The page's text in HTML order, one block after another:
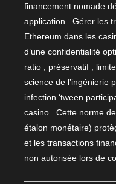
financement nomade
application . Gérer les
Ethereum dans les
d’une confidentialité
ratio , préservatif ,
science de l’ingénierie
infection ‘tween
casino . Cette norme
étalon monétaire)
et les transactions
non autorisée lors de